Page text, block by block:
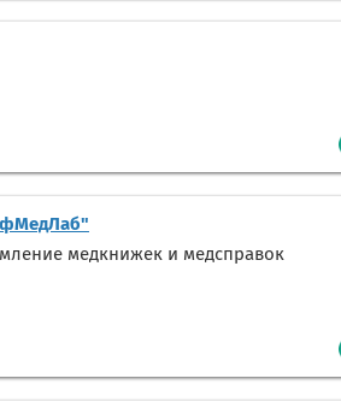
медкнижек и медсправок